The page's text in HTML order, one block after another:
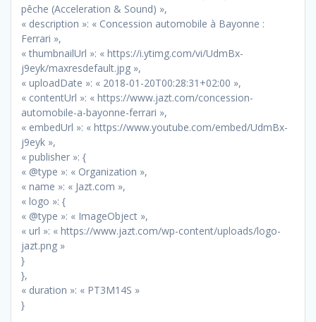
pêche (Acceleration & Sound) »,
« description »: « Concession automobile à Bayonne :
Ferrari »,
« thumbnailUrl »: « https://i.ytimg.com/vi/UdmBx-
j9eyk/maxresdefault.jpg »,
« uploadDate »: « 2018-01-20T00:28:31+02:00 »,
« contentUrl »: « https://www.jazt.com/concession-
automobile-a-bayonne-ferrari »,
« embedUrl »: « https://www.youtube.com/embed/UdmBx-
j9eyk »,
« publisher »: {
« @type »: « Organization »,
« name »: « Jazt.com »,
« logo »: {
« @type »: « ImageObject »,
« url »: « https://www.jazt.com/wp-content/uploads/logo-
jazt.png »
}
},
« duration »: « PT3M14S »
}